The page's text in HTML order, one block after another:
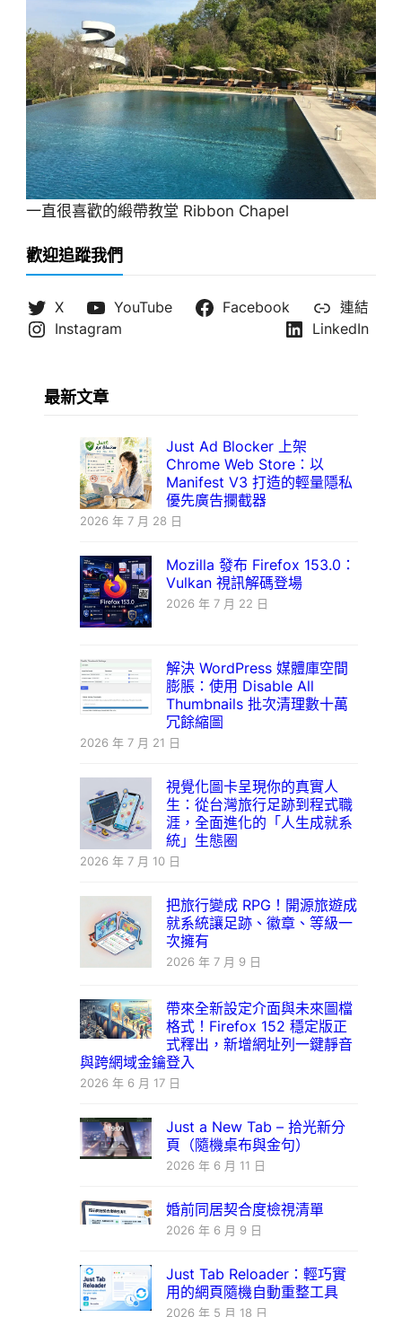
一直很喜歡的緞帶教堂 Ribbon Chapel
歡迎追蹤我們
X YouTube Facebook
連結
Instagram
LinkedIn
最新文章
Just Ad Blocker 上架
Chrome Web Store：以
Manifest V3 打造的輕量隱私
優先廣告攔截器
2026 年 7 月 28 日
Mozilla 發布 Firefox 153.0：
Vulkan 視訊解碼登場
2026 年 7 月 22 日
解決 WordPress 媒體庫空間
膨脹：使用 Disable All
Thumbnails 批次清理數十萬
冗餘縮圖
2026 年 7 月 21 日
視覺化圖卡呈現你的真實人
生：從台灣旅行足跡到程式職
涯，全面進化的「人生成就系
統」生態圈
2026 年 7 月 10 日
把旅行變成 RPG！開源旅遊成
就系統讓足跡、徽章、等級一
次擁有
2026 年 7 月 9 日
帶來全新設定介面與未來圖檔
格式！Firefox 152 穩定版正
式釋出，新增網址列一鍵靜音
與跨網域金鑰登入
2026 年 6 月 17 日
Just a New Tab – 拾光新分
頁（隨機桌布與金句）
2026 年 6 月 11 日
婚前同居契合度檢視清單
2026 年 6 月 9 日
Just Tab Reloader：輕巧實
用的網頁隨機自動重整工具
2026 年 5 月 18 日